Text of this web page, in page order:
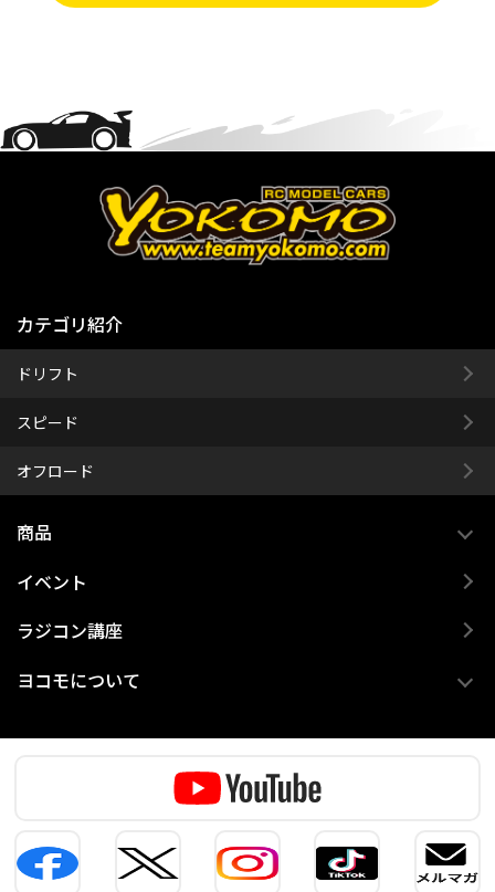
カテゴリ紹介
ドリフト
スピード
オフロード
商品
イベント
ラジコン講座
ヨコモについて